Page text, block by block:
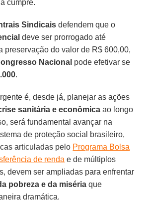
cumpre.
Sindicais defendem que o
deve ser prorrogado até
preservação do valor de R$ 600,00,
Nacional pode efetivar se
.
é, desde já, planejar as ações
sanitária e econômica ao longo
será fundamental avançar na
de proteção social brasileiro,
articuladas pelo Programa Bolsa
de renda e de múltiplos
devem ser ampliadas para enfrentar
pobreza e da miséria que
dramática.